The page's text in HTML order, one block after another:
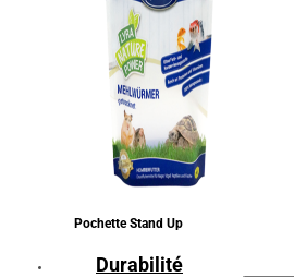
Pochette Stand Up
Durabilité